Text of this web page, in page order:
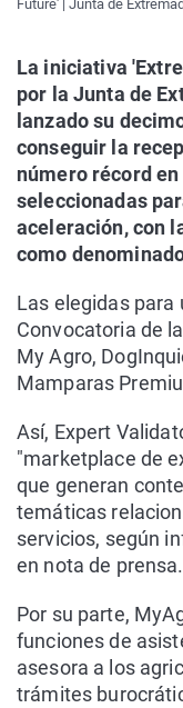
Future' | Junta de
La iniciativa
por la Junta de
lanzado su
conseguir la
número récord
seleccionadas
aceleración, con
como
Las elegidas para
Convocatoria de
My Agro,
Mamparas
Así, Expert
"marketplace de
que generan
temáticas
servicios, según
en nota de prensa.
Por su parte,
funciones de
asesora a los
trámites